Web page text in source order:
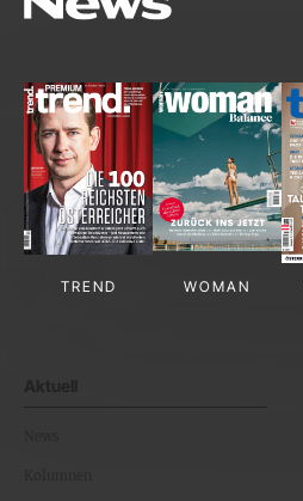
TREND WOMAN